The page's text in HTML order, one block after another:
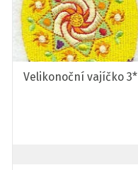
Velikonoční vajíčko 3*